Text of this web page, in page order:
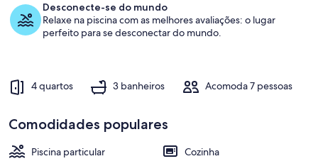
Piscina
Desconecte-se do mundo
Relaxe na piscina com as melhores avaliações: o lugar
perfeito para se desconectar do mundo.
4 quartos 3 banheiros Acomoda 7 pessoas
Comodidades populares
Piscina particular
Cozinha